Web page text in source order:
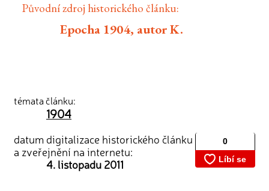
Původní zdroj historického článku:
Epocha 1904, autor K.
témata článku:
1904
datum digitalizace historického článku
a zveřejnění na internetu:
4. listopadu 2011